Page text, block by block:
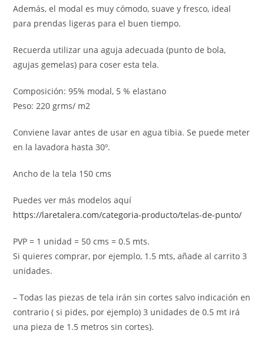
Además, el modal es muy cómodo, suave y fresco, ideal
para prendas ligeras para el buen tiempo.
Recuerda utilizar una aguja adecuada (punto de bola,
agujas gemelas) para coser esta tela.
Composición: 95% modal, 5 % elastano
Peso: 220 grms/ m2
Conviene lavar antes de usar en agua tibia. Se puede meter
en la lavadora hasta 30º.
Ancho de la tela 150 cms
Puedes ver más modelos aquí
https://laretalera.com/categoria-producto/telas-de-punto/
PVP = 1 unidad = 50 cms = 0.5 mts.
Si quieres comprar, por ejemplo, 1.5 mts, añade al carrito 3
unidades.
– Todas las piezas de tela irán sin cortes salvo indicación en
contrario ( si pides, por ejemplo) 3 unidades de 0.5 mt irá
una pieza de 1.5 metros sin cortes).